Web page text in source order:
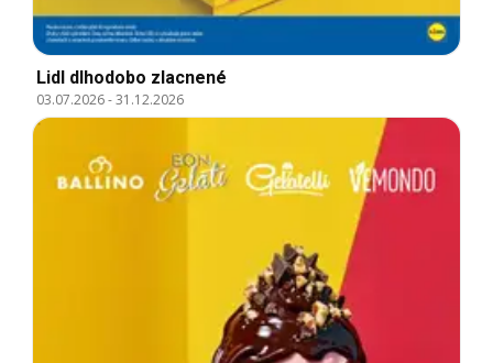
Lidl dlhodobo zlacnené
03.07.2026-31.12.2026